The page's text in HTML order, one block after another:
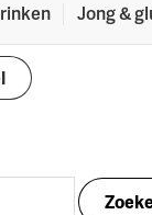
Jong &